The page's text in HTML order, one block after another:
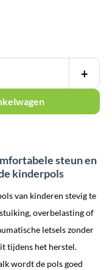
+
steun en
kinderpols
van kinderen stevig te
overbelasting of
letsels zonder
tijdens het herstel.
wordt de pols goed